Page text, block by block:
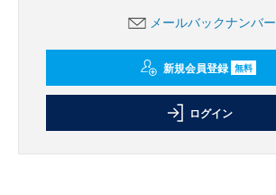
メールバックナンバー
新規会員登録 無料
ログイン